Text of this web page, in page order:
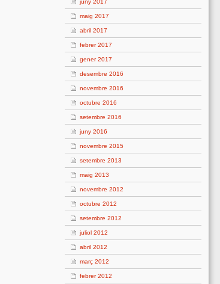
juny 2017
maig 2017
abril 2017
febrer 2017
gener 2017
desembre 2016
novembre 2016
octubre 2016
setembre 2016
juny 2016
novembre 2015
setembre 2013
maig 2013
novembre 2012
octubre 2012
setembre 2012
juliol 2012
abril 2012
març 2012
febrer 2012